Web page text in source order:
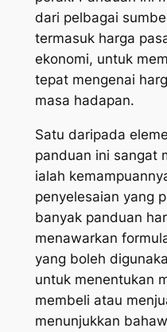
dari pelbagai
termasuk harga
ekonomi, untuk
tepat mengenai
masa hadapan.
Satu daripada
panduan ini sangat
ialah
penyelesaian yang
banyak panduan
menawarkan
yang boleh
untuk menentukan
membeli atau
menunjukkan